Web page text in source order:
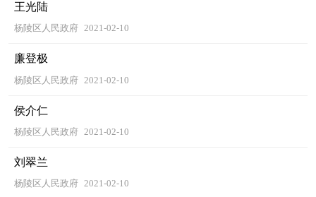
王光陆
杨陵区人民政府 2021-02-10
廉登极
杨陵区人民政府 2021-02-10
侯介仁
杨陵区人民政府 2021-02-10
刘翠兰
杨陵区人民政府 2021-02-10